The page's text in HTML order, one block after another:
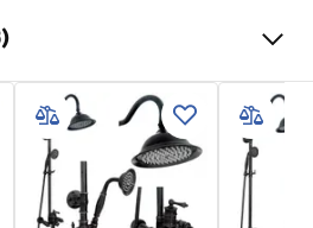
De colt
Transparent 6mm
Batanta
Bruno
KABINY DRZWI